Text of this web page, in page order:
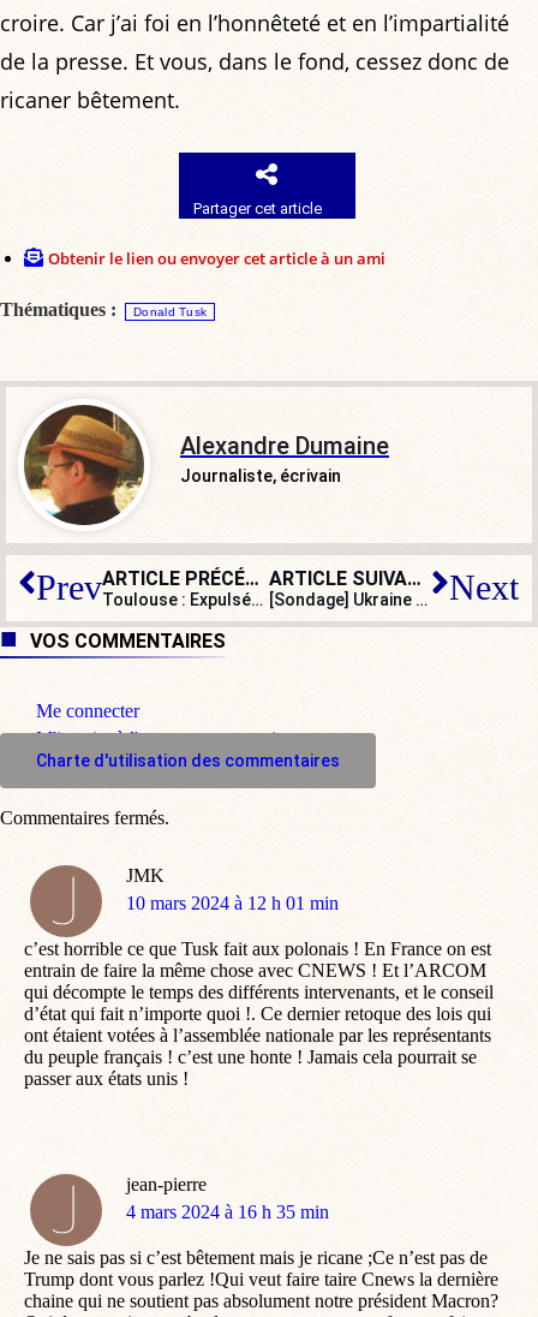
croire. Car j’ai foi en l’honnêteté et en l’impartialité
de la presse. Et vous, dans le fond, cessez donc de
ricaner bêtement.
Partager cet article
Obtenir le lien ou envoyer cet article à un ami
Thématiques : Donald Tusk
Alexandre Dumaine
Journaliste, écrivain
Prev ARTICLE PRÉCÉDENT
Toulouse : Expulsés d’un gymnase, une centaine de clandestins investissent une église
ARTICLE SUIVANT
[Sondage] Ukraine : un envoi de troupes au sol vous semble-t-il possible ? Next
VOS COMMENTAIRES
Me connecter
M'inscrire à l'espace commentaire
Charte d'utilisation des commentaires
JMK
dit
10 mars 2024 à 12 h 01 min
c’est horrible ce que Tusk fait aux polonais ! En France on est
entrain de faire la même chose avec CNEWS ! Et l’ARCOM
qui décompte le temps des différents intervenants, et le conseil
d’état qui fait n’importe quoi !. Ce dernier retoque des lois qui
ont étaient votées à l’assemblée nationale par les représentants
du peuple français ! c’est une honte ! Jamais cela pourrait se
passer aux états unis !
jean-pierre
dit
4 mars 2024 à 16 h 35 min
Je ne sais pas si c’est bêtement mais je ricane ;Ce n’est pas de
Trump dont vous parlez !Qui veut faire taire Cnews la dernière
chaine qui ne soutient pas absolument notre président Macron?
Commentaires fermés.